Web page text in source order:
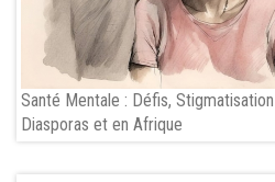
Santé Mentale : Défis,
Diasporas et en Afrique